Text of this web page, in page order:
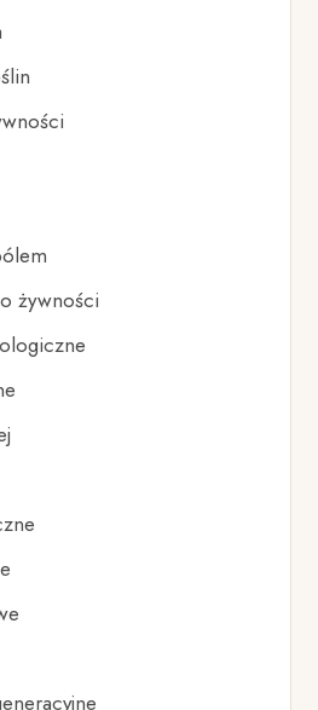
żywności